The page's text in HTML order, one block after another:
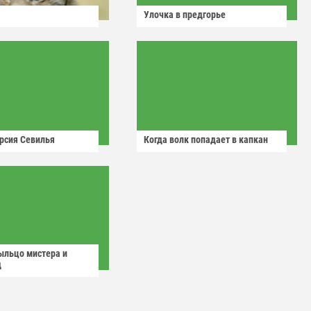
Улочка в предгорье
Севилья Когда волк попадает в капкан
мистера и